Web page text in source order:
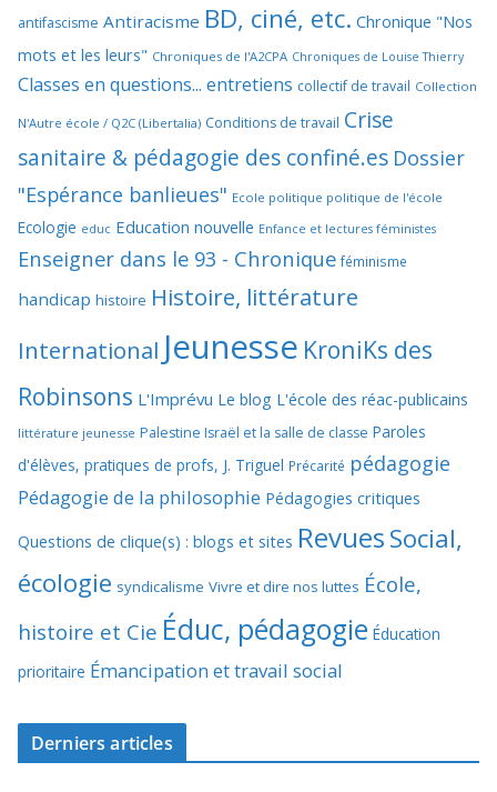
antifascisme Antiracisme BD, ciné, etc. Chronique "Nos
mots et les leurs" Chroniques de l'A2CPA Chroniques de Louise Thierry
Classes en questions... entretiens collectif de travail Collection
N'Autre école / Q2C (Libertalia) Conditions de travail Crise
sanitaire & pédagogie des confiné.es Dossier
"Espérance banlieues" Ecole politique politique de l'école
Ecologie educ Education nouvelle Enfance et lectures féministes
Enseigner dans le 93 - Chronique féminisme
handicap histoire Histoire, littérature
International Jeunesse KroniKs des
Robinsons L'Imprévu Le blog L'école des réac-publicains
littérature jeunesse Palestine Israël et la salle de classe Paroles
d'élèves, pratiques de profs, J. Triguel Précarité pédagogie
Pédagogie de la philosophie Pédagogies critiques
Questions de clique(s) : blogs et sites RevuesSocial,
écologie syndicalisme Vivre et dire nos luttes École,
histoire et Cie Éduc, pédagogie Éducation
prioritaire Émancipation et travail social
Derniers articles